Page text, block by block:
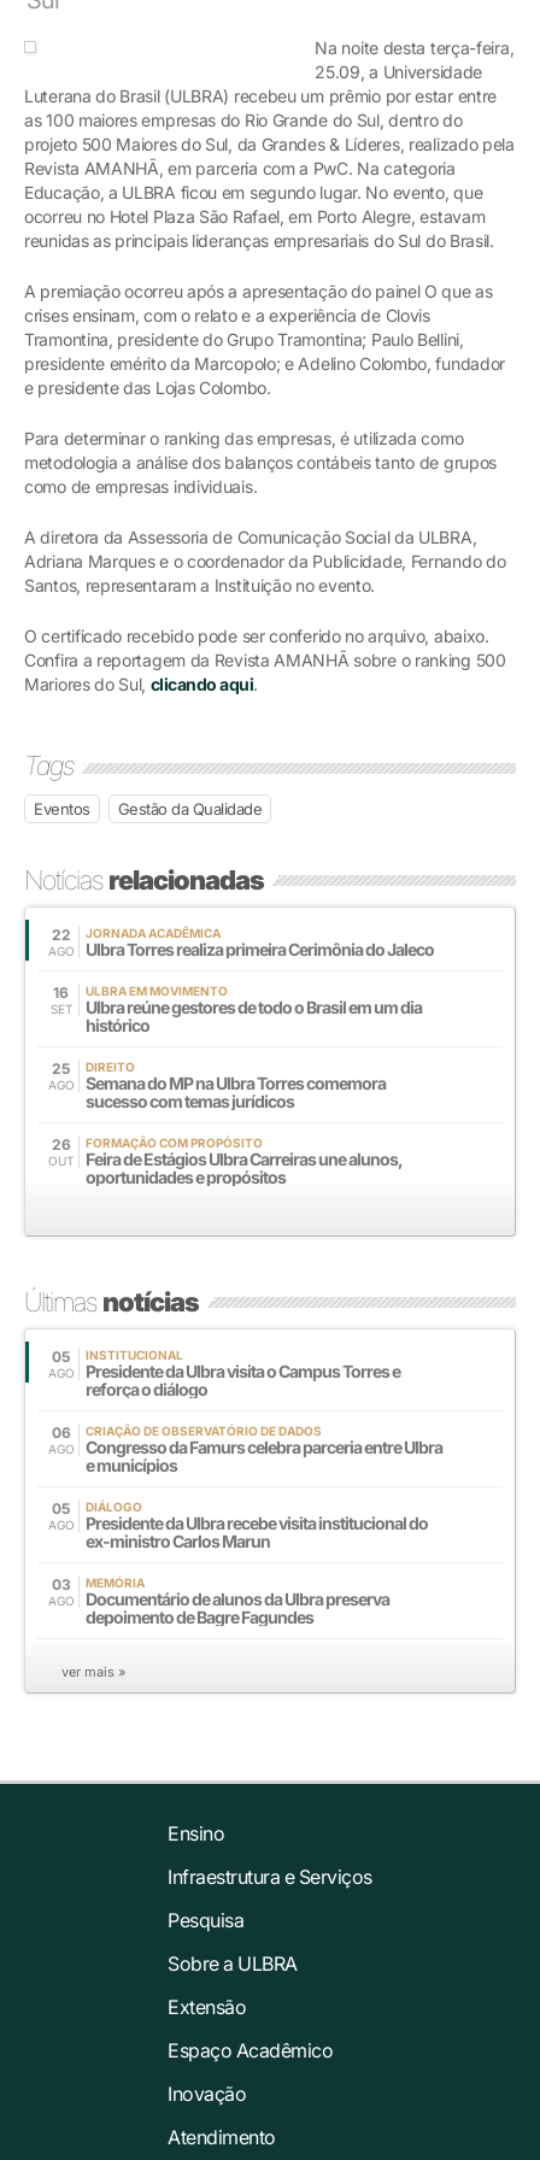
Na noite desta terça-feira,
25.09, a Universidade
Luterana do Brasil (ULBRA) recebeu um prêmio por estar entre
as 100 maiores empresas do Rio Grande do Sul, dentro do
projeto 500 Maiores do Sul, da Grandes & Líderes, realizado pela
Revista AMANHÃ, em parceria com a PwC. Na categoria
Educação, a ULBRA ficou em segundo lugar. No evento, que
ocorreu no Hotel Plaza São Rafael, em Porto Alegre, estavam
reunidas as principais lideranças empresariais do Sul do Brasil.
A premiação ocorreu após a apresentação do painel O que as
crises ensinam, com o relato e a experiência de Clovis
Tramontina, presidente do Grupo Tramontina; Paulo Bellini,
presidente emérito da Marcopolo; e Adelino Colombo, fundador
e presidente das Lojas Colombo.
Para determinar o ranking das empresas, é utilizada como
metodologia a análise dos balanços contábeis tanto de grupos
como de empresas individuais.
A diretora da Assessoria de Comunicação Social da ULBRA,
Adriana Marques e o coordenador da Publicidade, Fernando do
Santos, representaram a Instituição no evento.
O certificado recebido pode ser conferido no arquivo, abaixo.
Confira a reportagem da Revista AMANHÃ sobre o ranking 500
Mariores do Sul, clicando aqui.
Tags
Eventos Gestão da Qualidade
Notíciasrelacionadas
22
AGO
JORNADA ACADÊMICA
Ulbra Torres realiza primeira Cerimônia do Jaleco
16
SET
ULBRA EM MOVIMENTO
Ulbra reúne gestores de todo o Brasil em um dia
histórico
25
AGO
DIREITO
Semana do MP na Ulbra Torres comemora
sucesso com temas jurídicos
26
OUT
FORMAÇÃO COM PROPÓSITO
Feira de Estágios Ulbra Carreiras une alunos,
oportunidades e propósitos
Últimasnotícias
05
AGO
INSTITUCIONAL
Presidente da Ulbra visita o Campus Torres e
reforça o diálogo
06
AGO
CRIAÇÃO DE OBSERVATÓRIO DE DADOS
Congresso da Famurs celebra parceria entre Ulbra
e municípios
05
AGO
DIÁLOGO
Presidente da Ulbra recebe visita institucional do
ex-ministro Carlos Marun
03
AGO
MEMÓRIA
Documentário de alunos da Ulbra preserva
depoimento de Bagre Fagundes
ver mais »
Ensino
Infraestrutura e Serviços
Pesquisa
Sobre a ULBRA
Extensão
Espaço Acadêmico
Inovação
Atendimento